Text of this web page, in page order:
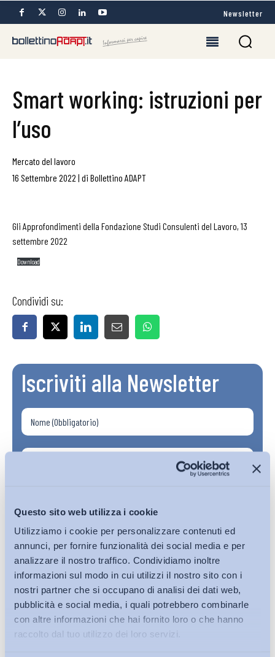
Questo sito web utilizza i cookie
Utilizziamo i cookie per personalizzare contenuti ed
annunci, per fornire funzionalità dei social media e per
analizzare il nostro traffico. Condividiamo inoltre
informazioni sul modo in cui utilizzi il nostro sito con i
nostri partner che si occupano di analisi dei dati web,
pubblicità e social media, i quali potrebbero combinarle
con altre informazioni che hai fornito loro o che hanno
raccolto dal tuo utilizzo dei loro servizi.
Newsletter
Smart working: istruzioni per
l’uso
Mercato del lavoro
16 Settembre 2022 | di Bollettino ADAPT
Gli Approfondimenti della Fondazione Studi Consulenti del Lavoro, 13
settembre 2022
Download
Condividi su:
Iscriviti alla Newsletter